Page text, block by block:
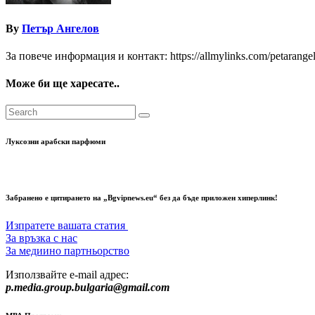
By Петър Ангелов
За повече информация и контакт: https://allmylinks.com/
Може би ще харесате..
Луксозни арабски парфюми
Забранено е цитирането на „Bgvipnews.eu“ без да бъде приложен хиперлинк!
Изпратете вашата статия
За връзка с нас
За медиино партньорство
Използвайте e-mail адрес:
p.media.group.bulgaria@gmail.com